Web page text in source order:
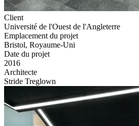
Client
Université de l'Ouest de l'Angleterre
Emplacement du projet
Bristol, Royaume-Uni
Date du projet
2016
Architecte
Stride Treglown